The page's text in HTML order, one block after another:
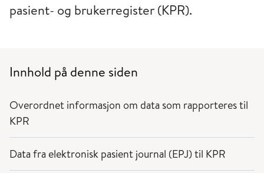
pasient- og brukerregister (KPR).
Innhold på denne siden
Overordnet informasjon om data som rapporteres til
KPR
Data fra elektronisk pasient journal (EPJ) til KPR